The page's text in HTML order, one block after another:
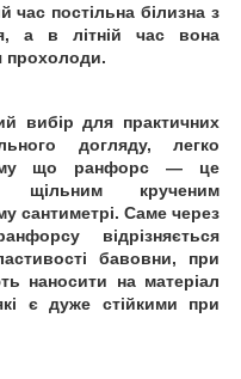
час постільна білизна з
а в літній час вона
прохолоди.
вибір для практичних
догляду, легко
що ранфорс ― це
щільним крученим
сантиметрі. Саме через
відрізняється
бавовни, при
наносити на матеріал
є дуже стійкими при